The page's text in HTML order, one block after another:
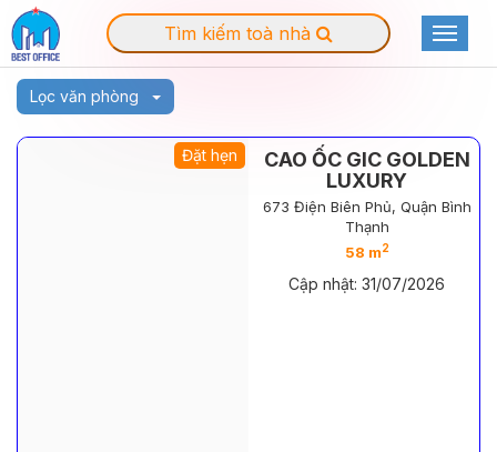
Tìm kiếm toà nhà
Toggle
Đặt hẹn
CAO ỐC GIC GOLDEN
LUXURY
673 Điện Biên Phủ, Quận Bình
Thạnh
58 m2
Cập nhật: 31/07/2026